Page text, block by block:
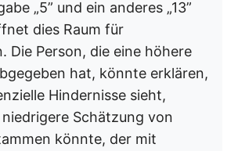
„5” und ein anderes „13”
dies Raum für
Die Person, die eine höhere
hat, könnte erklären,
Hindernisse sieht,
Schätzung von
könnte, der mit